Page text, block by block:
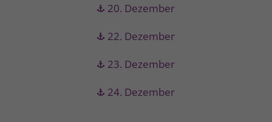
20. Dezember
22. Dezember
23. Dezember
24. Dezember